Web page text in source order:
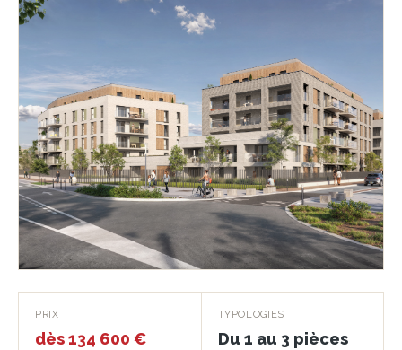
Le Quai des six
CALAIS · 62100
PRIX
dès 134 600 €
TYPOLOGIES
Du 1 au 3 pièces